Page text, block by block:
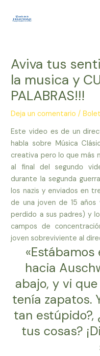
Aviva tus
la musica y
PALABRAS!!!
Deja un comentario /
Este video es de un
habla sobre Música
creativa pero lo que más
al final del segundo
durante la segunda
los nazis y enviados en
de una joven de 15
perdido a sus padres) y
campos de
joven sobreviviente al
hacia
abajo, y vi
tenía zapatos.
tan estúpido?,
tus cosas?